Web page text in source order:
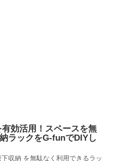
効活用！スペースを無
ラックをG-funでDIYし
収納 を無駄なく利用できるラッ